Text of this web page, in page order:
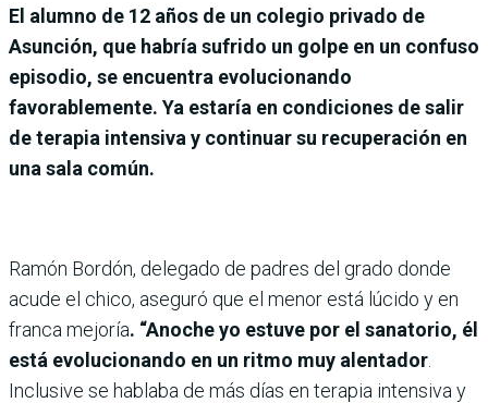
El alumno de 12 años de un colegio privado de
Asunción, que habría sufrido un golpe en un confuso
episodio, se encuentra evolucionando
favorablemente. Ya estaría en condiciones de salir
de terapia intensiva y continuar su recuperación en
una sala común.
Ramón Bordón, delegado de padres del grado donde
acude el chico, aseguró que el menor está lúcido y en
franca mejoría. “Anoche yo estuve por el sanatorio, él
está evolucionando en un ritmo muy alentador
Inclusive se hablaba de más días en terapia intensiva y